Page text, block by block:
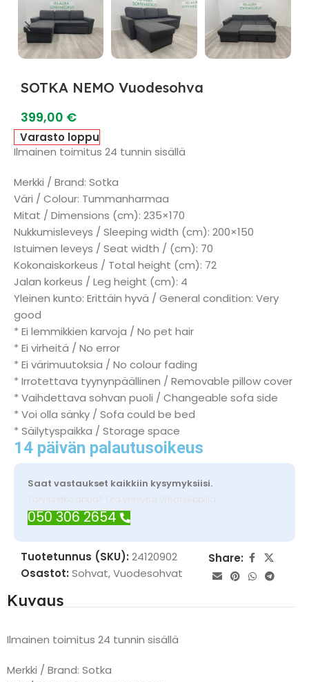
SOTKA NEMO Vuodesohva
399,00 €
Varasto loppu
Ilmainen toimitus 24 tunnin sisällä
Merkki / Brand: Sotka
Väri / Colour: Tummanharmaa
Mitat / Dimensions (cm): 235×170
Nukkumisleveys / Sleeping width (cm): 200×150
Istuimen leveys / Seat width / (cm): 70
Kokonaiskorkeus / Total height (cm): 72
Jalan korkeus / Leg height (cm): 4
Yleinen kunto: Erittäin hyvä / General condition: Very
good
* Ei lemmikkien karvoja / No pet hair
* Ei virheitä / No error
* Ei värimuutoksia / No colour fading
* Irrotettava tyynynpäällinen / Removable pillow cover
* Vaihdettava sohvan puoli / Changeable sofa side
* Voi olla sänky / Sofa could be bed
* Säilytyspaikka / Storage space
14 päivän palautusoikeus
Saat vastaukset kaikkiin kysymyksiisi.
Tarvitsetko apua? Ota yhteyttä WhatsAppilla
050 306 2654
Tuotetunnus (SKU): 24120902
Osastot: Sohvat,Vuodesohvat
Share:
Kuvaus
Ilmainen toimitus 24 tunnin sisällä
Merkki / Brand: Sotka